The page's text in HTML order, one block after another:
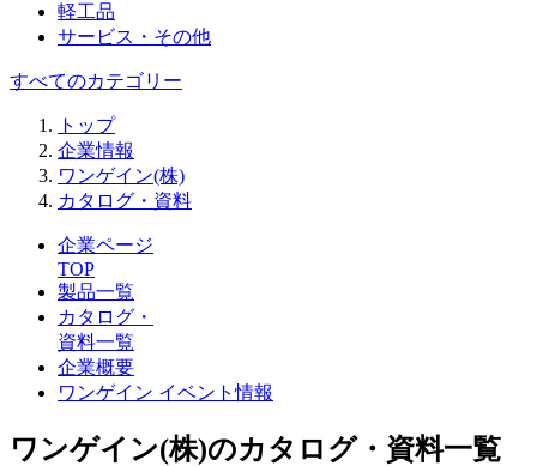
軽工品
サービス・その他
すべてのカテゴリー
トップ
企業情報
ワンゲイン(株)
カタログ・資料
企業ページ
TOP
製品一覧
カタログ・
資料一覧
企業概要
ワンゲイン イベント情報
ワンゲイン(株)のカタログ・資料一覧